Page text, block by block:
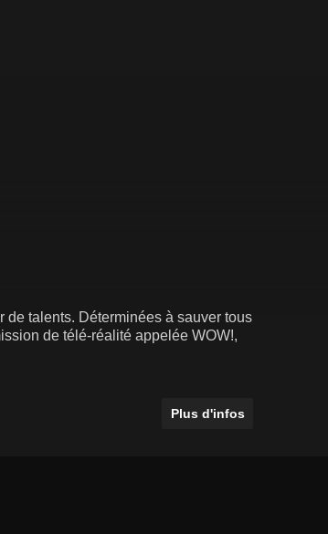
de talents. Déterminées à sauver tous
de télé-réalité appelée WOW!,
Plus d'infos